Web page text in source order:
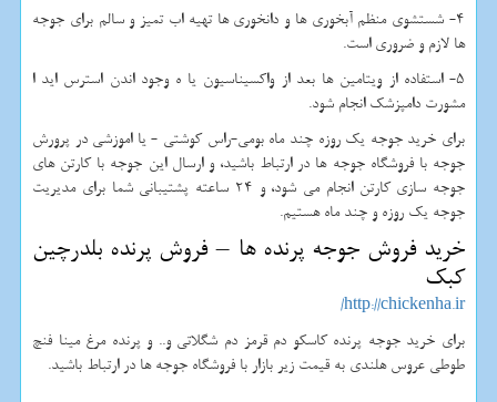
4- شستشوی منظم آبخوری ها و دانخوری ها تهیه اب تمیز و سالم برای جوجه
ها لازم و ضروری است.
5- استفاده از ویتامین ها بعد از واکسیناسیون یا ه وجود اندن استرس اید ا
مشورت دامپزشک انجام شود.
برای خرید جوجه یک روزه چند ماه بومی-راس کوشتی - یا اموزشی در پرورش
جوجه با فروشگاه جوجه ها در ارتباط باشید، و ارسال این جوجه با کارتن های
جوجه سازی کارتن انجام می شود، و 24 ساعته پشتیبانی شما برای مدیریت
جوجه یک روزه و چند ماه هستیم.
خرید فروش جوجه پرنده ها – فروش پرنده بلدرچین
کبک
http://chickenha.ir/
برای خرید جوجه پرنده کاسکو دم قرمز دم شگلاتی و.. و پرنده مرغ مینا فنچ
طوطی عروس هلندی به قیمت زیر بازار با فروشگاه جوجه ها در ارتباط باشید.